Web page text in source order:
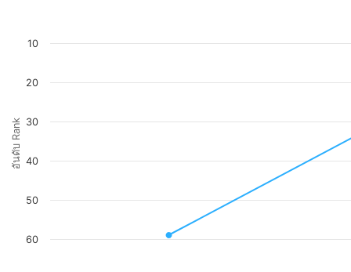
อันดับ Rank
10
20
30
40
50
60